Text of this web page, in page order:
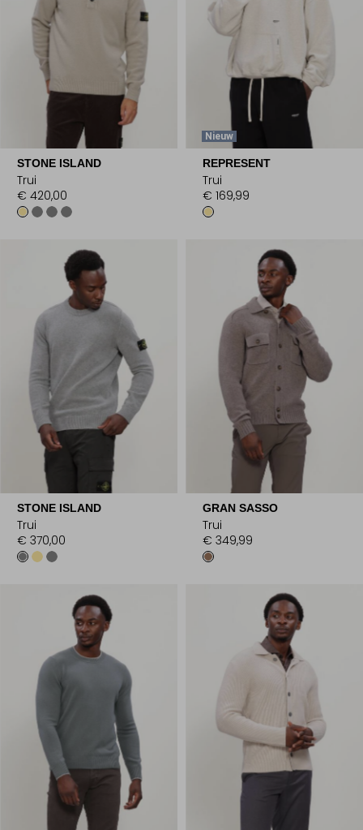
STONE ISLAND
Trui
€ 420,00
Nieuw
REPRESENT
Trui
€ 169,99
STONE ISLAND
Trui
€ 370,00
GRAN SASSO
Trui
€ 349,99